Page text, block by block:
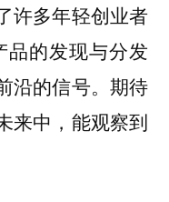
许多年轻创业者
品的发现与分发
沿的信号。期待
来中，能观察到